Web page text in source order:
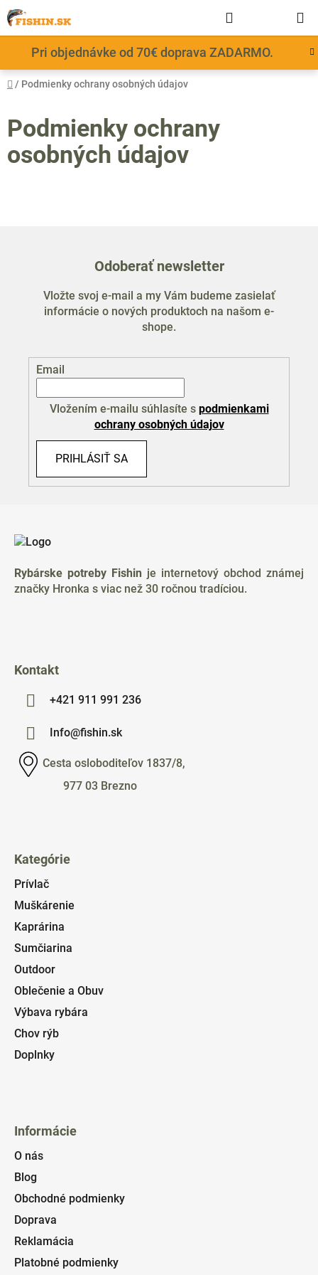
Prejsť
na
obsah
Pri objednávke od 70€ doprava ZADARMO.
KOŠÍK
Domov
/ Podmienky ochrany osobných údajov
Podmienky ochrany
osobných údajov
Odoberať newsletter
Vložte svoj e-mail a my Vám budeme zasielať
informácie o nových produktoch na našom e-
shope.
Email
Vložením e-mailu súhlasíte s podmienkami
ochrany osobných údajov
PRIHLÁSIŤ SA
Rybárske potreby Fishin je internetový obchod známej
značky Hronka s viac než 30 ročnou tradíciou.
Kontakt
+421 911 991 236
Info@fishin.sk
Cesta osloboditeľov 1837/8,
977 03 Brezno
Kategórie
Prívlač
Muškárenie
Kaprárina
Sumčiarina
Outdoor
Oblečenie a Obuv
Výbava rybára
Chov rýb
Doplnky
Informácie
O nás
Blog
Obchodné podmienky
Doprava
Reklamácia
Platobné podmienky